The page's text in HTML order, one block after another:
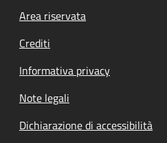
Footer menu
Area riservata
Crediti
Informativa privacy
Note legali
Dichiarazione di accessibilità